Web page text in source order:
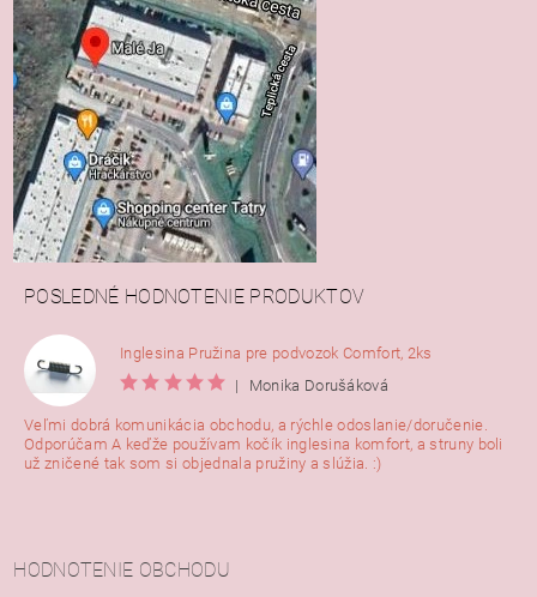
POSLEDNÉ HODNOTENIE PRODUKTOV
Inglesina Pružina pre podvozok Comfort, 2ks
|
Monika Dorušáková
Veľmi dobrá komunikácia obchodu, a rýchle odoslanie/doručenie.
Odporúčam A keďže používam kočík inglesina komfort, a struny boli
už zničené tak som si objednala pružiny a slúžia. :)
HODNOTENIE OBCHODU